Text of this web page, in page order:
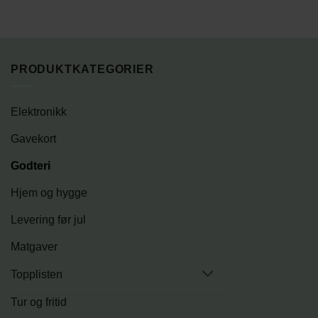
PRODUKTKATEGORIER
Elektronikk
Gavekort
Godteri
Hjem og hygge
Levering før jul
Matgaver
Topplisten
Tur og fritid